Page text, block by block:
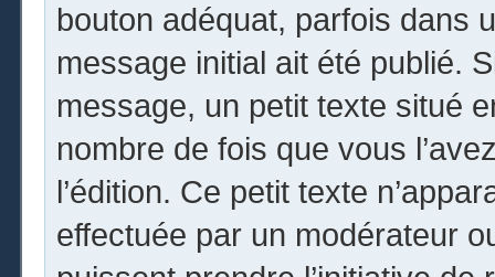
bouton adéquat, parfois dans
message initial ait été publié.
message, un petit texte situé
nombre de fois que vous
l’édition. Ce petit texte
effectuée par un modérateur